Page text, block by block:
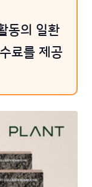
동의 일환
료를 제공